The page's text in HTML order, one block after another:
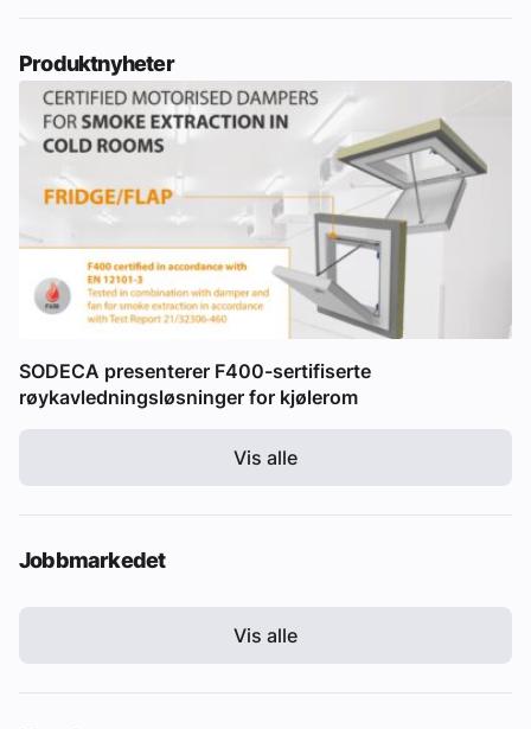
Produktnyheter
SODECA presenterer F400-sertifiserte
røykavledningsløsninger for kjølerom
Vis alle
Jobbmarkedet
Vis alle